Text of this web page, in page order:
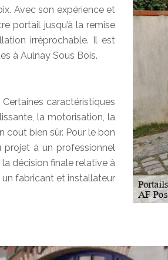
Avec son expérience et
portail jusqu’à la remise
irréprochable. Il est
à Aulnay Sous Bois.
caractéristiques
la motorisation, la
cout bien sûr. Pour le bon
à un professionnel
décision finale relative à
fabricant et installateur